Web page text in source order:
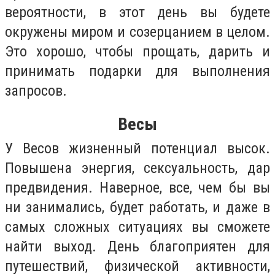
вероятности, в этот день вы будете
окружены миром и созерцанием в целом.
Это хорошо, чтобы прощать, дарить и
принимать подарки для выполнения
запросов.
Весы
У Весов жизненный потенциал высок.
Повышена энергия, сексуальность, дар
предвидения. Наверное, все, чем бы вы
ни занимались, будет работать, и даже в
самых сложных ситуациях вы сможете
найти выход. День благоприятен для
путешествий, физической активности,